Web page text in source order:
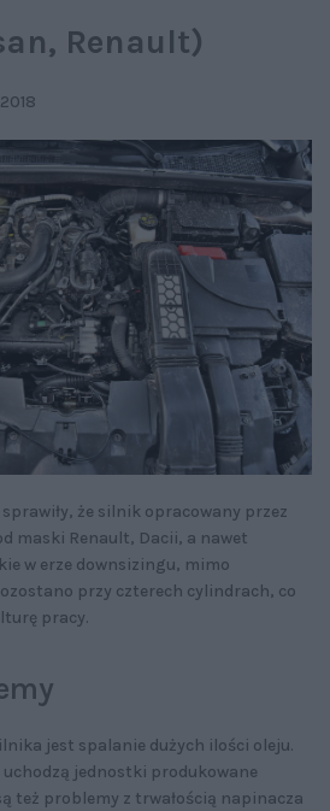
Renault)
że silnik opracowany przez
maski Renault, Dacii, a nawet
w erze downsizingu, mimo
przy czterech cylindrach, co
pracy.
jest spalanie dużych ilości oleju.
jednostki produkowane
też problemy z trwałością napinacza